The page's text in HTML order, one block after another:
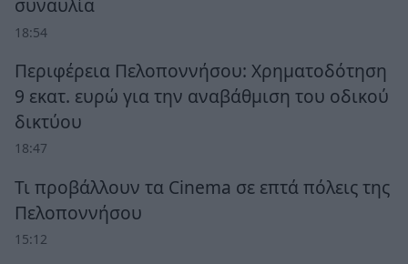
συναυλία
18:54
Περιφέρεια Πελοποννήσου: Χρηματοδότηση
9 εκατ. ευρώ για την αναβάθμιση του οδικού
δικτύου
18:47
Τι προβάλλουν τα Cinema σε επτά πόλεις της
Πελοποννήσου
15:12